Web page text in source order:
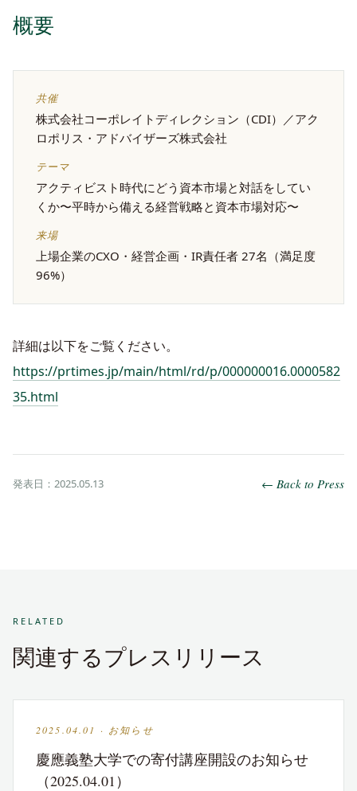
概要
共催
株式会社コーポレイトディレクション（CDI）／アク
ロポリス・アドバイザーズ株式会社
テーマ
アクティビスト時代にどう資本市場と対話をしてい
くか〜平時から備える経営戦略と資本市場対応〜
来場
上場企業のCXO・経営企画・IR責任者 27名（満足度
96%）
詳細は以下をご覧ください。
https://prtimes.jp/main/html/rd/p/000000016.0000582
35.html
発表日：2025.05.13 ← Back to Press
RELATED
関連するプレスリリース
2025.04.01 · お知らせ
慶應義塾大学での寄付講座開設のお知らせ
（2025.04.01）